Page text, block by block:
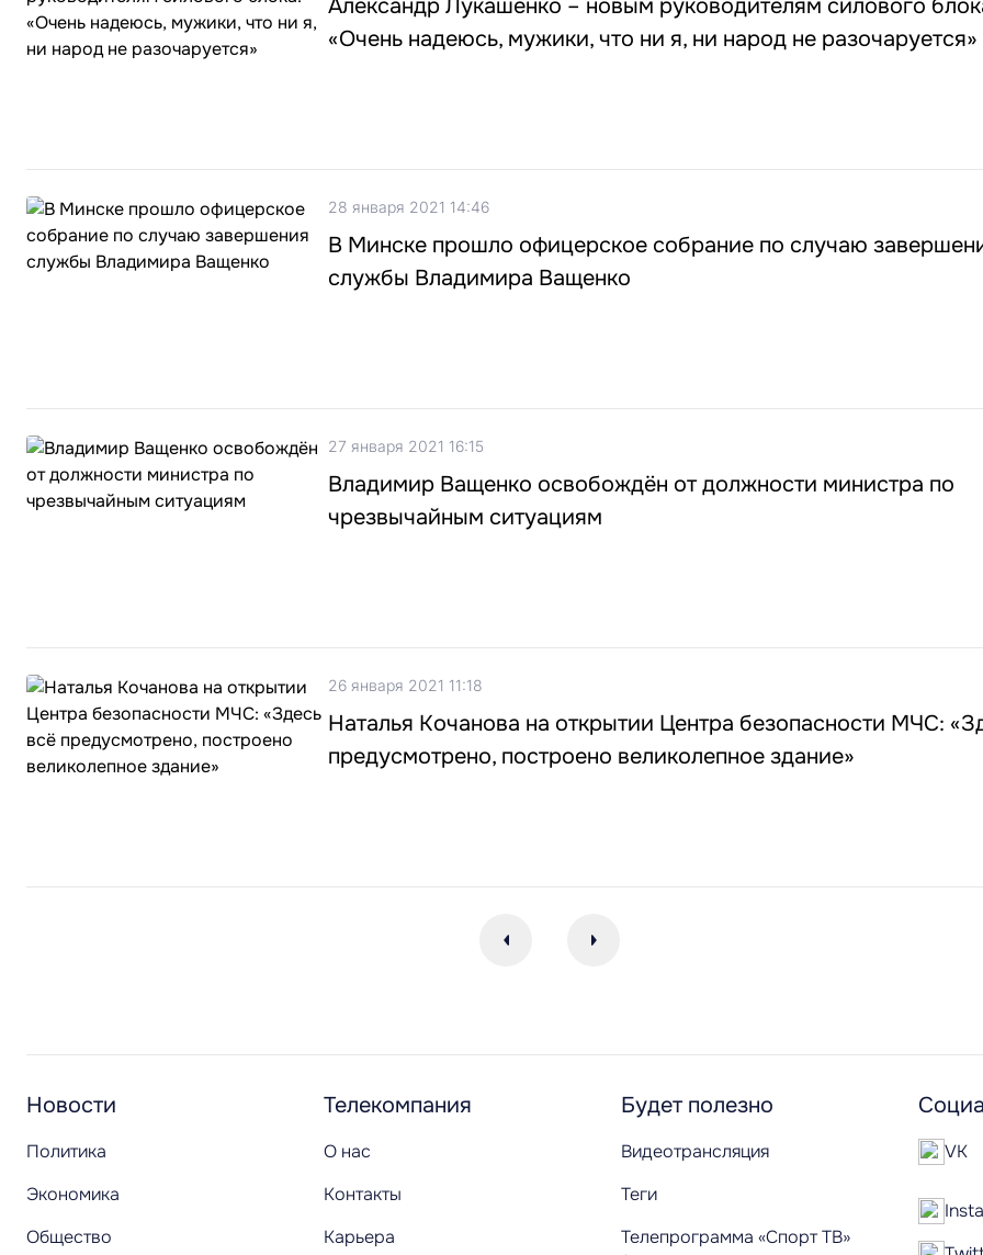
Александр Лукашенко – новым руководителям силового
«Очень надеюсь, мужики, что ни я, ни народ не разочаруется»
28 января 2021 14:46
В Минске прошло офицерское собрание по случаю
службы Владимира Ващенко
27 января 2021 16:15
Владимир Ващенко освобождён от должности министра по
чрезвычайным ситуациям
26 января 2021 11:18
Наталья Кочанова на открытии Центра безопасности МЧС:
предусмотрено, построено великолепное здание»
Новости
Политика
Экономика
Общество
Телекомпания
О нас
Контакты
Карьера
Будет полезно
Видеотрансляция
Теги
Телепрограмма «Спорт ТВ»
VK